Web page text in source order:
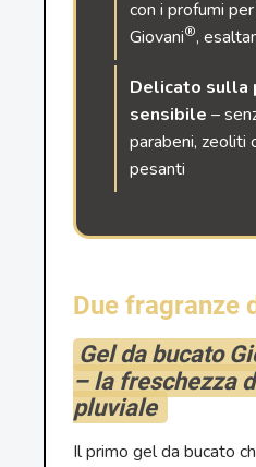
con i profumi
Giovani®,
Delicato sulla
sensibile –
parabeni, zeoliti
pesanti
Due fragranze
Gel da bucato
– la freschezza
pluviale
Il primo gel da bucato